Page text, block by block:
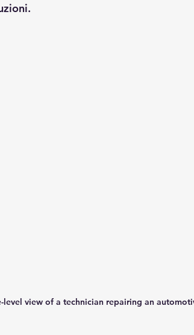
level view of a technician repairing an